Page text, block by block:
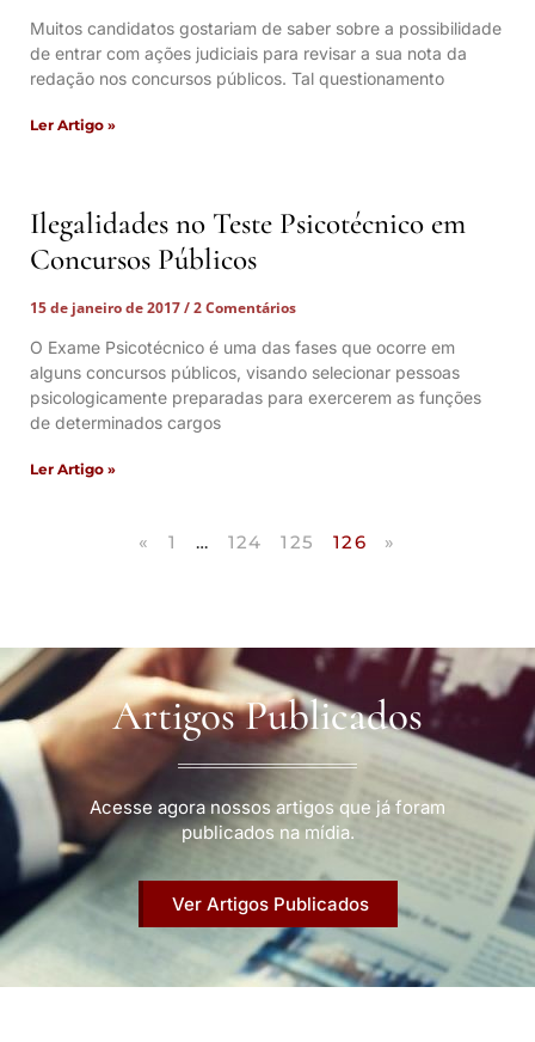
Muitos candidatos gostariam de saber sobre a possibilidade
de entrar com ações judiciais para revisar a sua nota da
redação nos concursos públicos. Tal questionamento
Ler Artigo »
Ilegalidades no Teste Psicotécnico em
Concursos Públicos
15 de janeiro de 2017
2 Comentários
O Exame Psicotécnico é uma das fases que ocorre em
alguns concursos públicos, visando selecionar pessoas
psicologicamente preparadas para exercerem as funções
de determinados cargos
Ler Artigo »
« 1 … 124 125 126 »
Artigos Publicados
Acesse agora nossos artigos que já foram
publicados na mídia.
Ver Artigos Publicados